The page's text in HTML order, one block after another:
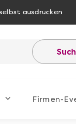
ausdrucken
Firmen-